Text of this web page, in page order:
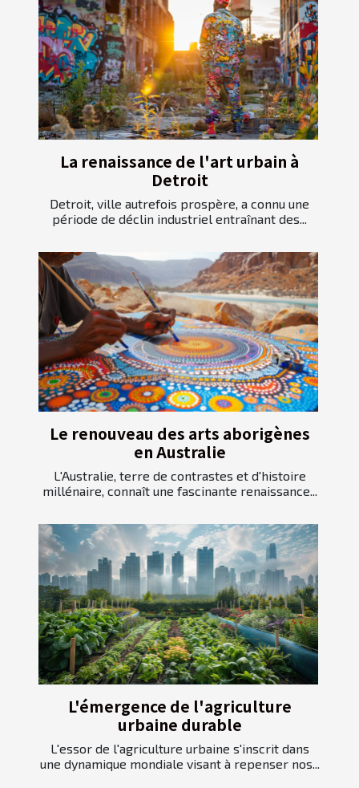
La renaissance de l'art urbain à
Detroit
Detroit, ville autrefois prospère, a connu une
période de déclin industriel entraînant des...
Le renouveau des arts aborigènes
en Australie
L'Australie, terre de contrastes et d'histoire
millénaire, connaît une fascinante renaissance...
L'émergence de l'agriculture
urbaine durable
L'essor de l'agriculture urbaine s'inscrit dans
une dynamique mondiale visant à repenser nos...